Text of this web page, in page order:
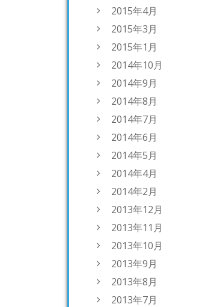
2015年4月
2015年3月
2015年1月
2014年10月
2014年9月
2014年8月
2014年7月
2014年6月
2014年5月
2014年4月
2014年2月
2013年12月
2013年11月
2013年10月
2013年9月
2013年8月
2013年7月